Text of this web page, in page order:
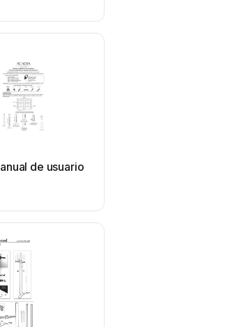
de usuario